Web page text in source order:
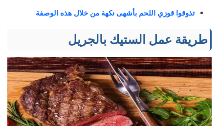
تذوقوا قوزي اللحم بأشهى نكهة من خلال هذه الوصفة
طريقة عمل الستيك بالجريل